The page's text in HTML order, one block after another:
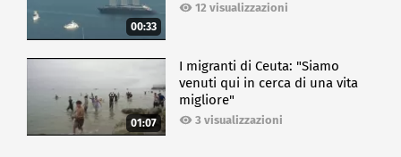
00:33
12 visualizzazioni
01:07
I migranti di Ceuta: "Siamo
venuti qui in cerca di una vita
migliore"
3 visualizzazioni